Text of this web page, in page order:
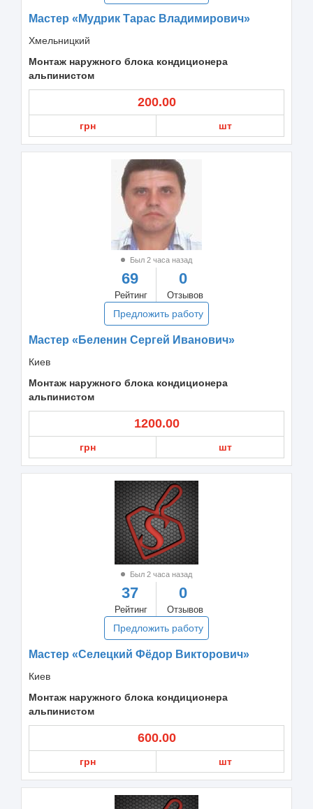
Мастер «Мудрик Тарас Владимирович»
Хмельницкий
Монтаж наружного блока кондиционера
альпинистом
200.00
грн шт
Был 2 часа назад
69
Рейтинг
0
Отзывов
Предложить работу
Мастер «Беленин Сергей Иванович»
Киев
Монтаж наружного блока кондиционера
альпинистом
1200.00
грн шт
Был 2 часа назад
37
Рейтинг
0
Отзывов
Предложить работу
Мастер «Селецкий Фёдор Викторович»
Киев
Монтаж наружного блока кондиционера
альпинистом
600.00
грн шт